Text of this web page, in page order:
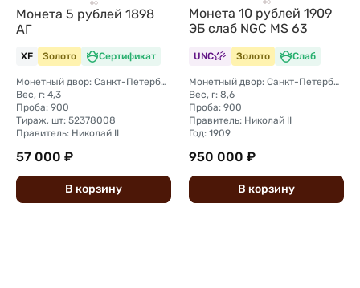
Монета 5 рублей 1898
АГ
XF Золото Сертификат
Монетный двор: Санкт-Петербургский монетный двор
Вес, г: 4,3
Проба: 900
Тираж, шт: 52378008
Правитель: Николай II
57 000 ₽
В корзину
Монета 10 рублей 1909
ЭБ слаб NGC MS 63
UNC Золото Слаб
Монетный двор: Санкт-Петербургский монетный двор
Вес, г: 8,6
Проба: 900
Правитель: Николай II
Год: 1909
950 000 ₽
В корзину